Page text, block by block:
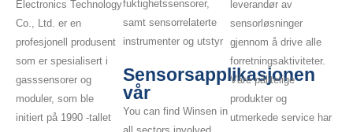
Electronics Technology
Co., Ltd. er en
profesjonell produsent
som er spesialisert i
gasssensorer og
moduler, som ble
initiert på 1990 -tallet
fuktighetssensorer,
samt sensorrelaterte
instrumenter og utstyr
Sensorsapplikasjonen
vår
You can find Winsen in
leverandør av
sensorløsninger
gjennom å drive alle
forretningsaktiviteter.
Våre pålitelige
produkter og
utmerkede service har